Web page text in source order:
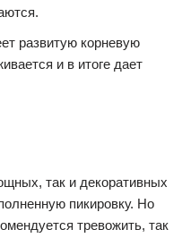
развитую корневую
и в итоге дает
так и декоративных
пикировку. Но
тревожить, так